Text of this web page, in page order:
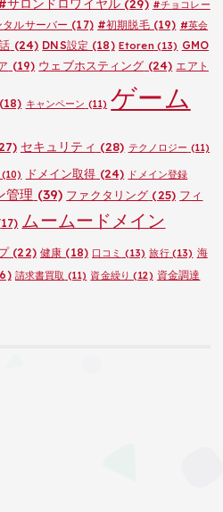
#チョコレー
ルサーバー (17) #初期脱毛(19) #英会
(24) DNS設定 (18) Etoren(13) GMO
(19) ウェブホスティング (24) エアト
キャンペーン (11) ゲーム
セキュリティ (28) テクノロジー (11)
(10) ドメイン取得 (24) ドメイン登録
管理 (39) ファクタリング (25) フィ
ムームードメイン
(22) 健康 (18) 口コミ (13) 旅行(13) 海
請求書買取 (11) 資金繰り (12) 資金調達